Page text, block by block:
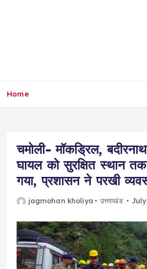
Home
चमोली- मॉकड्रिल,
घायल को सुरक्षित स्थान
गया, प्रशासन ने परखी
jagmohan kholiya उत्तराखंड